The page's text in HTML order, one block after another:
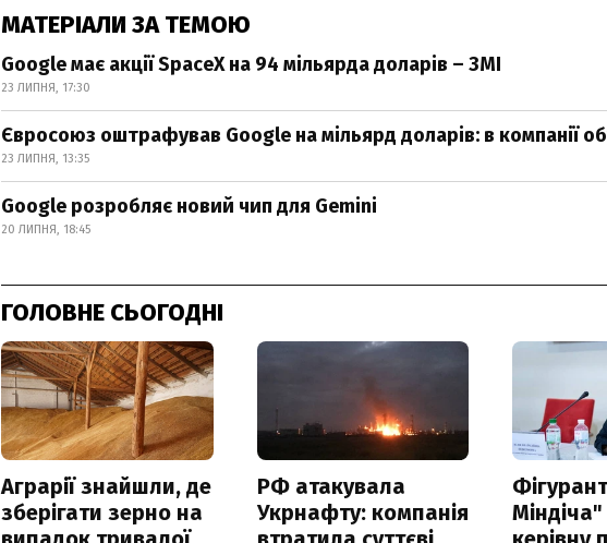
МАТЕРІАЛИ ЗА ТЕМОЮ
Google має акції SpaceX на 94 мільярда доларів – ЗМІ
23 ЛИПНЯ, 17:30
Євросоюз оштрафував Google на мільярд доларів: в компанії
23 ЛИПНЯ, 13:35
Google розробляє новий чип для Gemini
20 ЛИПНЯ, 18:45
ГОЛОВНЕ СЬОГОДНІ
Аграрії знайшли, де
зберігати зерно на
РФ атакувала
Укрнафту: компанія